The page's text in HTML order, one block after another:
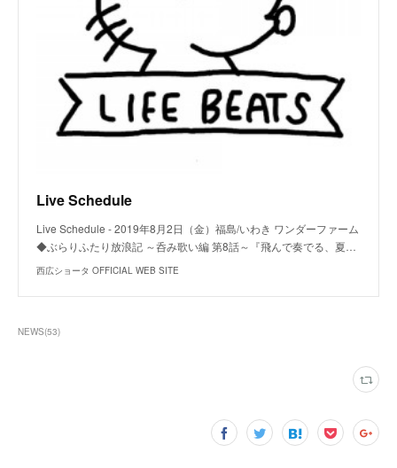
Live Schedule
Live Schedule - 2019年8月2日（金）福島/いわき ワンダーファーム
◆ぶらりふたり放浪記 ～呑み歌い編 第8話～『飛んで奏でる、夏…
西広ショータ OFFICIAL WEB SITE
NEWS(53)